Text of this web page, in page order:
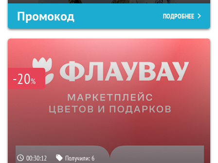
Промокод ПОДРОБНЕЕ
-20%
00:30:11 Получили:6